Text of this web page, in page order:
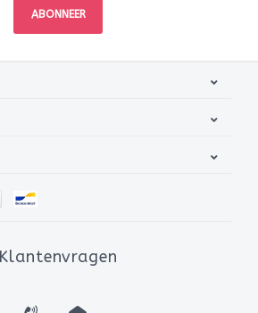
ABONNEER
Klantenvragen